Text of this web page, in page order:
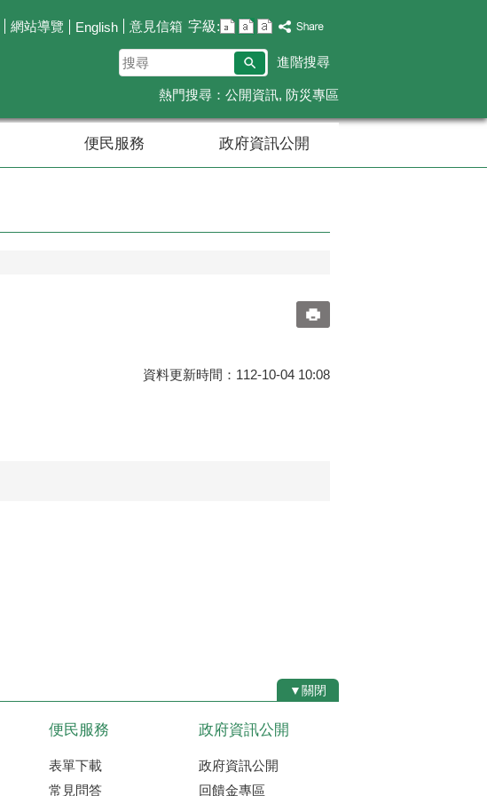
網站導覽 English 意見信箱 字級:
搜
尋
進階搜尋
熱門搜尋： 公開資訊 防災專區
便民服務 政府資訊公開
資料更新時間：112-10-04 10:08
▼關閉
便民服務
表單下載
常見問答
政府資訊公開
政府資訊公開
回饋金專區